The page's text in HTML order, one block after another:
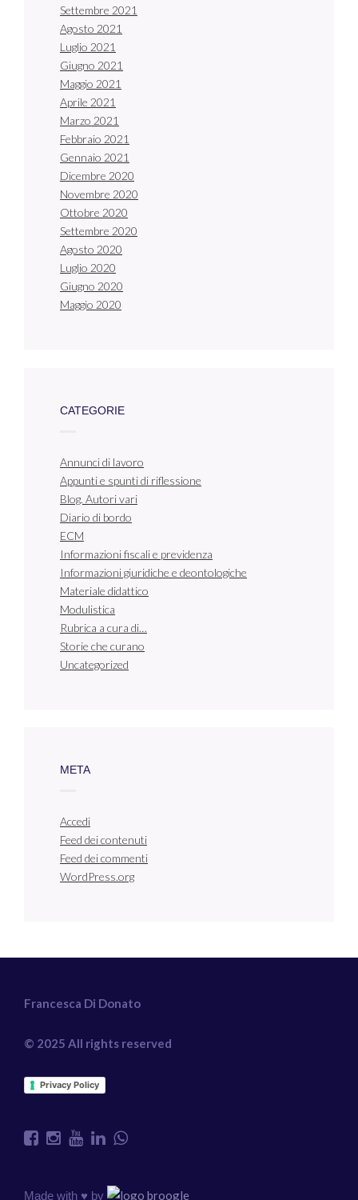
Settembre 2021
Agosto 2021
Luglio 2021
Giugno 2021
Maggio 2021
Aprile 2021
Marzo 2021
Febbraio 2021
Gennaio 2021
Dicembre 2020
Novembre 2020
Ottobre 2020
Settembre 2020
Agosto 2020
Luglio 2020
Giugno 2020
Maggio 2020
CATEGORIE
Annunci di lavoro
Appunti e spunti di riflessione
Blog. Autori vari
Diario di bordo
ECM
Informazioni fiscali e previdenza
Informazioni giuridiche e deontologiche
Materiale didattico
Modulistica
Rubrica a cura di…
Storie che curano
Uncategorized
META
Accedi
Feed dei contenuti
Feed dei commenti
WordPress.org
Francesca Di Donato
© 2025 All rights reserved
Privacy Policy
Made with ♥️ by